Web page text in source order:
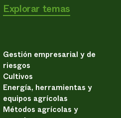
Explorar temas
Gestión empresarial y de
riesgos
Cultivos
Energía, herramientas y
equipos agrícolas
Métodos agrícolas y